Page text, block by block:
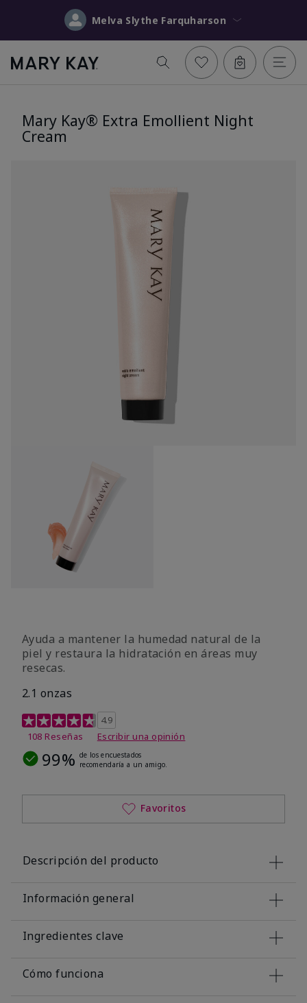
Melva Slythe Farquharson
Mary Kay® Extra Emollient Night
Cream
Ayuda a mantener la humedad natural de la
piel y restaura la hidratación en áreas muy
resecas.
2.1 onzas
Calificación de clientes de 5 de 5
4.9
108 Reseñas
Escribir una opinión
99% de los encuestados
recomendaría a un amigo.
Favoritos
Descripción del producto
Información general
Ingredientes clave
Cómo funciona